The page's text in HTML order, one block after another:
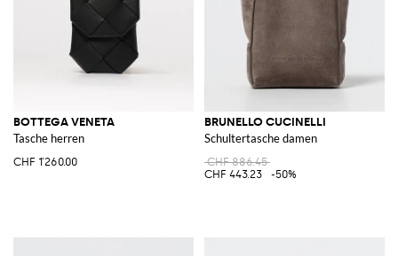
BOTTEGA VENETA
Tasche herren
CHF 1'260.00
BRUNELLO CUCINELLI
Schultertasche damen
CHF 886.45
CHF 443.23
-50%